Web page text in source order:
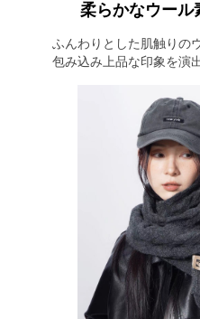
柔らかなウール
ふんわりとした肌触りの
包み込み上品な印象を演